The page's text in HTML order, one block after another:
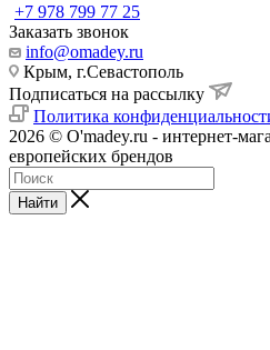
+7 978 799 77 25
Заказать звонок
info@omadey.ru
Крым, г.Севастополь
Подписаться на рассылку
Политика
2026 © O'madey.ru - интернет-
европейских брендов
Найти